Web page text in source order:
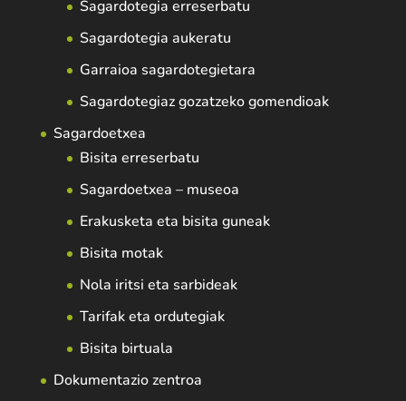
Sagardotegia erreserbatu
Sagardotegia aukeratu
Garraioa sagardotegietara
Sagardotegiaz gozatzeko gomendioak
Sagardoetxea
Bisita erreserbatu
Sagardoetxea – museoa
Erakusketa eta bisita guneak
Bisita motak
Nola iritsi eta sarbideak
Tarifak eta ordutegiak
Bisita birtuala
Dokumentazio zentroa